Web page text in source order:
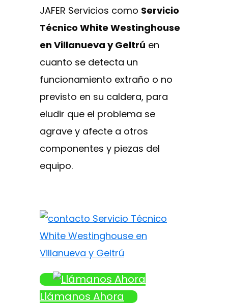
JAFER Servicios como Servicio
Técnico White Westinghouse
en Villanueva y Geltrú en
cuanto se detecta un
funcionamiento extraño o no
previsto en su caldera, para
eludir que el problema se
agrave y afecte a otros
componentes y piezas del
equipo.
Llámanos Ahora